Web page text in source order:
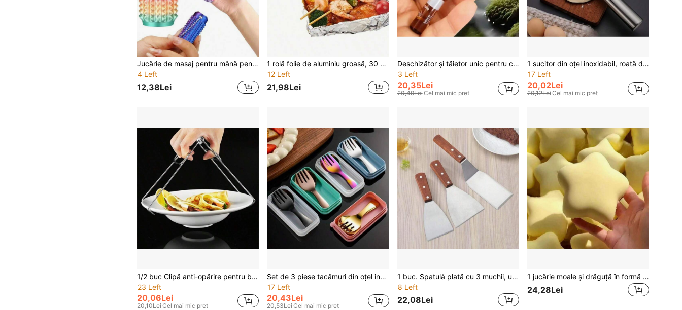
Jucărie de masaj pentru mână pentru adulți, pentru eliberarea stresului, ajută la relaxarea mușchilor și reducerea stresului, breloc tip pandantiv portabil, imprimat 3D, respirabil, instrument tactil cu proeminențe texturate și orificii de ventilație, potrivit pentru birou, călătorii, exterior, întoarcerea la școală
4 Left
12,38Lei
1 rolă folie de aluminiu groasă, 30 cm lățime, hârtie de împachetat, hârtie de prăjit, rolă de folie de aluminiu multifuncțională, reutilizabilă, rezistentă la căldură, hârtie de copt, hârtie folie de aluminiu groasă, folie de aluminiu pentru copt pește, cadou de Halloween, esențial pentru sezonul grătarului, folie alimentară, esențial pentru călătorii
12 Left
21,98Lei
Deschizător și tăietor unic pentru capace de flacon tip seringă | Unelte pentru ruperea capacelor de flacon cu cârlig pentru breloc, utilizare cu o singură mână, potrivit pentru asistente, medici, utilizare în spital - Deschizător portabil pentru flacoane de medicamente din PVC, disponibil în roz, albastru, verde, negru - Alea ideală
3 Left
20,35Lei
20,49LeiCel mai mic pret
1 sucitor din oțel inoxidabil, roată de copt reutilizabilă din oțel inoxidabil, potrivită pentru coacere, pizza, plăcintă, produse de patiserie, tăiței, găluște, aluat, fursecuri, dulciuri, design ușor gol, antiaderent, potrivit pentru casă, bucătărie, petrecere de ziua de naștere, sărbători, 3 dimensiuni - 7,87/9,84/11,8 inci, ustensilă de bucătărie durabilă
17 Left
20,02Lei
20,12LeiCel mai mic pret
1/2 buc Clipă anti-opărire pentru bucătărie, Suport pentru bol, Suport izolat pentru tăvită, Clemă pentru abur de bucătărie de uz casnic, Suport pentru oală de lut, Capac izolat, Clestă din oțel inoxidabil anti-alunecare rezistentă la căldură, Suport pentru oală pătrată, Clemă de prindere de bucătărie multifuncțională pentru boluri și vase
23 Left
20,06Lei
20,10LeiCel mai mic pret
Set de 3 piese tacâmuri din oțel inoxidabil cu cutie de depozitare - set portabil de furculiță și lingură, potrivit pentru petreceri, călătorii și picnic - ustensile multifuncționale cu vârf rotund pentru înghețată, tort, fructe, cadou de Crăciun, rechizite școlare
17 Left
20,43Lei
20,53LeiCel mai mic pret
1 buc. Spatulă plată cu 3 muchii, ustensilă de gătit de bucătărie, mâner din lemn din oțel inoxidabil, spatulă pentru clătite Teppanyaki, tort
8 Left
22,08Lei
1 jucărie moale și drăguță în formă de stea, jucărie de eliberare a presiunii de înaltă calitate, revenire lentă, textură moale satisfăcătoare, jucărie de ameliorare a stresului pentru adulți
24,28Lei